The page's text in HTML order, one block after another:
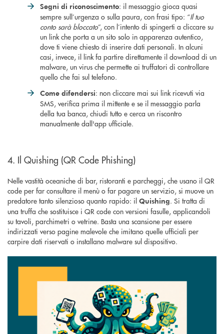
Segni di riconoscimento: il messaggio gioca quasi
sempre sull’urgenza o sulla paura, con frasi tipo: “Il tuo
conto sarà bloccato”, con l’intento di spingerti a cliccare su
un link che porta a un sito solo in apparenza autentico,
dove ti viene chiesto di inserire dati personali. In alcuni
casi, invece, il link fa partire direttamente il download di un
malware, un virus che permette ai truffatori di controllare
quello che fai sul telefono.
Come difendersi: non cliccare mai sui link ricevuti via
SMS, verifica prima il mittente e se il messaggio parla
della tua banca, chiudi tutto e cerca un riscontro
manualmente dall'app ufficiale.
4. Il Quishing (QR Code Phishing)
Nelle vastità oceaniche di bar, ristoranti e parcheggi, che usano il QR
code per far consultare il menù o far pagare un servizio, si muove un
predatore tanto silenzioso quanto rapido: il Quishing. Si tratta di
una truffa che sostituisce i QR code con versioni fasulle, applicandoli
su tavoli, parchimetri o vetrine. Basta una scansione per essere
indirizzati verso pagine malevole che imitano quelle ufficiali per
carpire dati riservati o installano malware sul dispositivo.